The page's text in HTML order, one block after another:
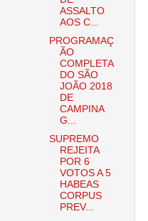
ASSALTO
AOS C...
PROGRAMAÇ
ÃO
COMPLETA
DO SÃO
JOÃO 2018
DE
CAMPINA
G...
SUPREMO
REJEITA
POR 6
VOTOS A 5
HABEAS
CORPUS
PREV...